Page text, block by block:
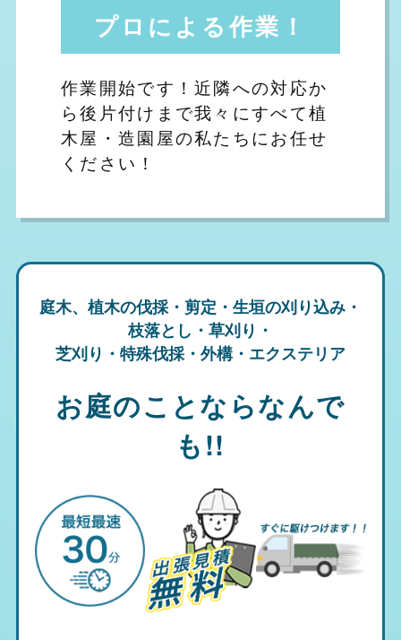
プロによる作業！
作業開始です！近隣への対応か
ら後片付けまで我々にすべて植
木屋・造園屋の私たちにお任せ
ください！
庭木、植木の伐採・剪定・生垣の刈り込み・
枝落とし・草刈り・
芝刈り・特殊伐採・外構・エクステリア
お庭のことならなんで
も!!